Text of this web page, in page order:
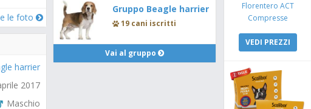
le foto
harrier
2017
Maschio
Gruppo Beagle harrier
19 cani iscritti
Vai al gruppo
Florentero ACT
Compresse
VEDI PREZZI